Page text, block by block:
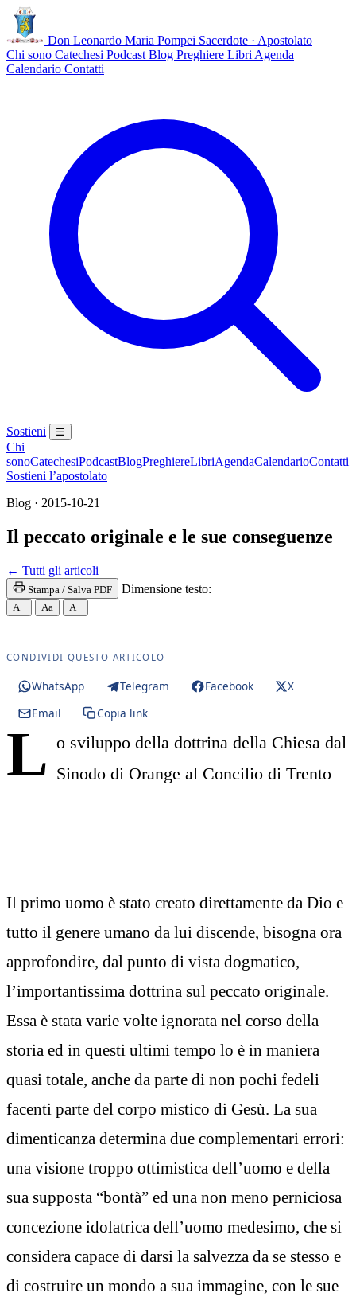
Don Leonardo Maria Pompei Sacerdote · Apostolato
Chi sono Catechesi Podcast Blog Preghiere Libri Agenda
Calendario Contatti
Sostieni ☰
Chi
sonoCatechesiPodcastBlogPreghiereLibriAgendaCalendarioContatti
Sostieni l’apostolato
Blog · 2015-10-21
Il peccato originale e le sue conseguenze
← Tutti gli articoli
Stampa / Salva PDF Dimensione testo:
A− Aa A+
CONDIVIDI QUESTO ARTICOLO
WhatsApp Telegram Facebook
X
Email
Copia link
L o sviluppo della dottrina della Chiesa dal
Sinodo di Orange al Concilio di Trento
Il primo uomo è stato creato direttamente da Dio e
tutto il genere umano da lui discende, bisogna ora
approfondire, dal punto di vista dogmatico,
l’importantissima dottrina sul peccato originale.
Essa è stata varie volte ignorata nel corso della
storia ed in questi ultimi tempo lo è in maniera
quasi totale, anche da parte di non pochi fedeli
facenti parte del corpo mistico di Gesù. La sua
dimenticanza determina due complementari errori:
una visione troppo ottimistica dell’uomo e della
sua supposta “bontà” ed una non meno perniciosa
concezione idolatrica dell’uomo medesimo, che si
considera capace di darsi la salvezza da se stesso e
di costruire un mondo a sua immagine, con le sue